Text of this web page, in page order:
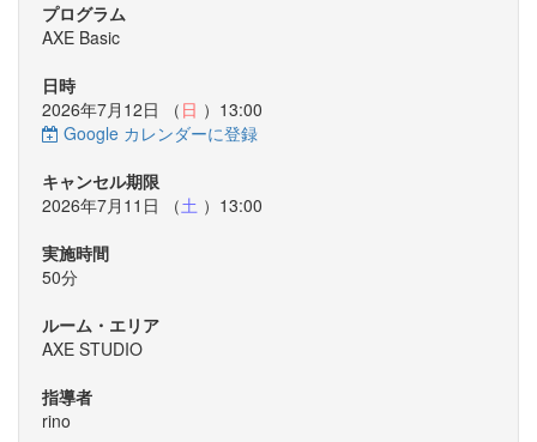
プログラム
AXE Basic
日時
2026年7月12日 （ 日 ）13:00
Google カレンダーに登録
キャンセル期限
2026年7月11日 （土 ）13:00
実施時間
50分
ルーム・エリア
AXE STUDIO
指導者
rino